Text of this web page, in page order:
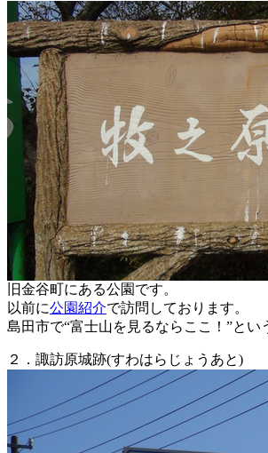
旧金谷町にある公園です。
以前に公園紹介で訪問しております。
島田市で“富士山を見るならここ！”とい
２．諏訪原城跡(すわはらじょうあと)